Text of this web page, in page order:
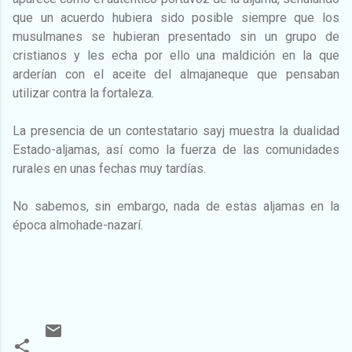
que un acuerdo hubiera sido posible siempre que los
musulmanes se hubieran presentado sin un grupo de
cristianos y les echa por ello una maldición en la que
arderían con el aceite del almajaneque que pensaban
utilizar contra la fortaleza.
La presencia de un contestatario sayj muestra la dualidad
Estado-aljamas, así como la fuerza de las comunidades
rurales en unas fechas muy tardías.
No sabemos, sin embargo, nada de estas aljamas en la
época almohade-nazarí.